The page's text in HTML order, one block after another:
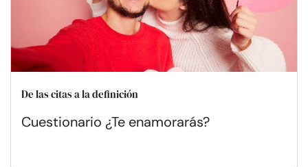
De las citas a la definición
Cuestionario ¿Te enamorarás?